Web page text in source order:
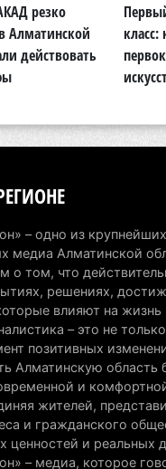
резко
Алматинской
действовать
класс:
– одно из крупнейших
медиа Алматинской
о том, что
решениях,
влияют на жизнь
– это не
позитивных
Алматинскую область
и
жителей,
и гражданского
ценностей и реальных
– медиа, которое